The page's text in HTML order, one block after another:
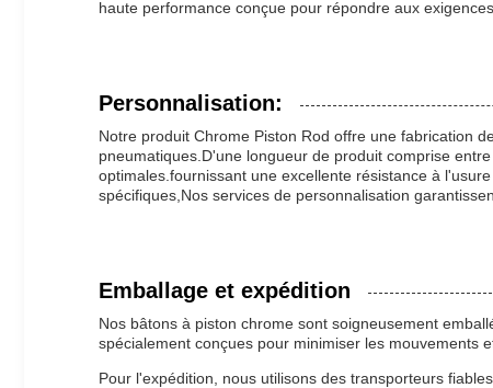
haute performance conçue pour répondre aux
Personnalisation:
Notre produit Chrome Piston Rod offre une fabrication
pneumatiques.D'une longueur de produit comprise
optimales.fournissant une excellente résistance à
spécifiques,Nos services de personnalisation
Emballage et expédition
Nos bâtons à piston chrome sont soigneusement
spécialement conçues pour minimiser les mouvements
Pour l'expédition, nous utilisons des transporteurs